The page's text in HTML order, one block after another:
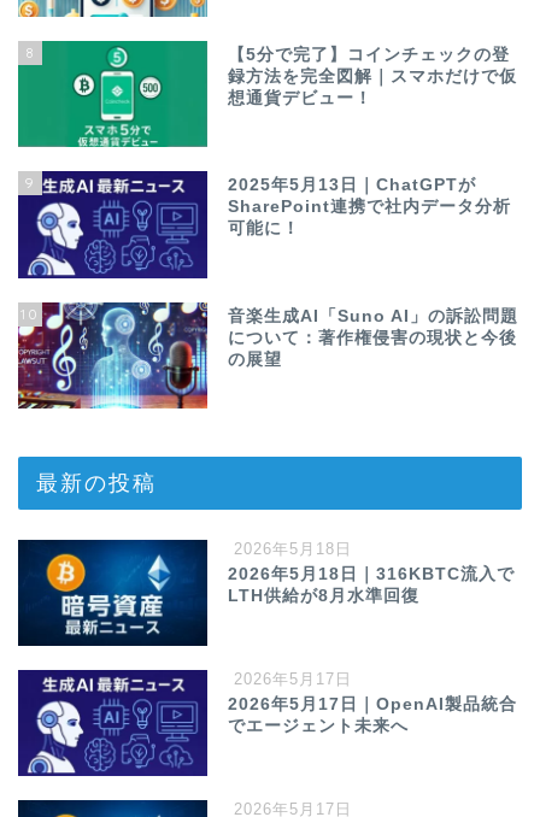
8
【5分で完了】コインチェックの登
録方法を完全図解｜スマホだけで仮
想通貨デビュー！
9
2025年5月13日｜ChatGPTが
SharePoint連携で社内データ分析
可能に！
10
音楽生成AI「Suno AI」の訴訟問題
について：著作権侵害の現状と今後
の展望
最新の投稿
2026年5月18日
2026年5月18日｜316KBTC流入で
LTH供給が8月水準回復
2026年5月17日
2026年5月17日｜OpenAI製品統合
でエージェント未来へ
2026年5月17日